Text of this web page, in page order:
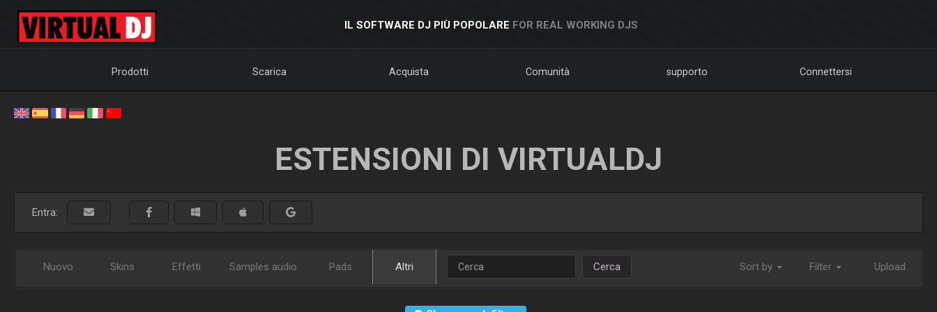
IL SOFTWARE DJ PIÙ POPOLARE FOR REAL WORKING DJS
Prodotti Scarica Acquista Comunità supporto Connettersi
ESTENSIONI DI VIRTUALDJ
Entra:
Nuovo Skins Effetti Samples audio Pads Altri Cerca Sort by Filter Upload